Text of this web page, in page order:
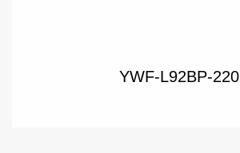
YWF-L92BP-220